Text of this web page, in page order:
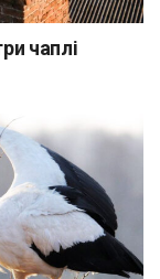
чаплі